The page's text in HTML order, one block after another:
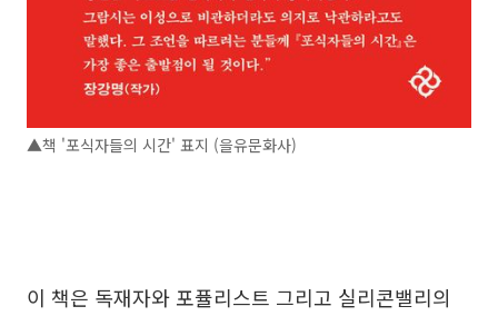
▲책 '포식자들의 시간' 표지 (을유문화사)
이 책은 독재자와 포퓰리스트 그리고 실리콘밸리의